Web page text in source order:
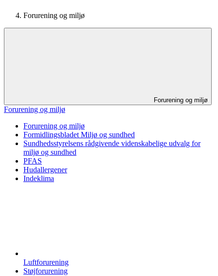
Forurening og miljø
Forurening og miljø
Forurening og miljø
Forurening og miljø
Formidlingsbladet Miljø og sundhed
Sundhedsstyrelsens rådgivende videnskabelige udvalg for
miljø og sundhed
PFAS
Hudallergener
Indeklima
Luftforurening
Støjforurening